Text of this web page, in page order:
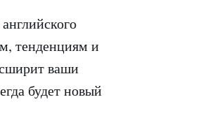
тенденциям и
ваши
будет новый